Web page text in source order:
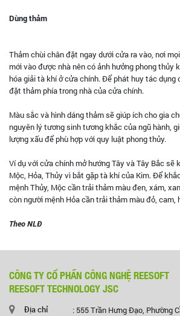
Dùng thảm
Thảm chùi chân đặt ngay dưới cửa ra vào, nơi
mới vào được nhà nên có ảnh hưởng phong thủy
hóa giải tà khí ở cửa chính. Để phát huy tác dụng
đặt thảm phía trong nhà của cửa chính.
Màu sắc và hình dáng thảm sẽ giúp ích cho gia
nguyên lý tương sinh tương khắc của ngũ hành,
lượng xấu để phù hợp với quy luật phong thủy.
Ví dụ với cửa chính mở hướng Tây và Tây Bắc sẽ
Mộc, Hỏa, Thủy vì bắt gặp tà khí của Kim. Để
mệnh Thủy, Mộc cần trải thảm màu đen, xám,
còn người mệnh Hỏa cần trải thảm màu đỏ, cam,
Theo NLĐ
CÔNG TY CỔ PHẦN CÔNG NGHỆ REESOFT
REESOFT TECHNOLOGY JSC
Địa chỉ
: 555 Trần Hưng Đạo, Phường